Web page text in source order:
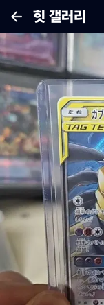
힛 갤러리